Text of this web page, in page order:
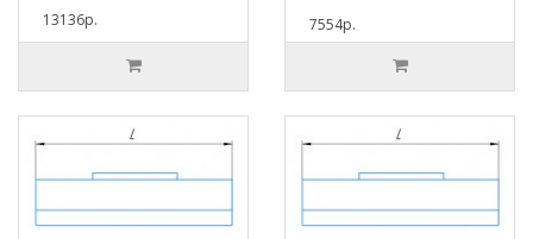
13136р.
7554р.